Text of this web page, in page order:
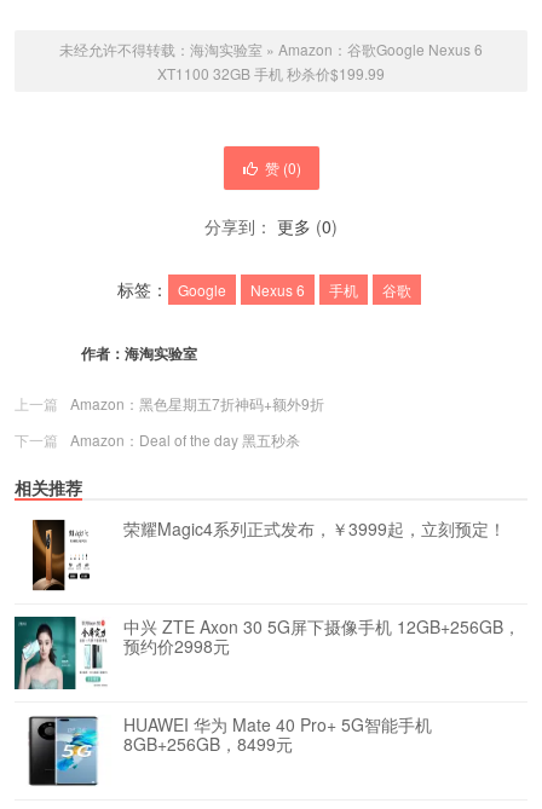
未经允许不得转载： 海淘实验室 » Amazon：谷歌Google Nexus 6
XT1100 32GB 手机 秒杀价$199.99
赞 (0)
分享到： 更多 (0)
标签： Google Nexus 6 手机 谷歌
作者： 海淘实验室
上一篇
Amazon：黑色星期五7折神码+额外9折
下一篇
Amazon：Deal of the day 黑五秒杀
相关推荐
荣耀Magic4系列正式发布，￥3999起，立刻预定！
中兴 ZTE Axon 30 5G屏下摄像手机 12GB+256GB，
预约价2998元
HUAWEI 华为 Mate 40 Pro+ 5G智能手机
8GB+256GB，8499元